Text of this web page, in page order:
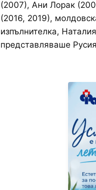
(2007), Ани Лорак
(2016, 2019),
изпълнителка,
представляваше